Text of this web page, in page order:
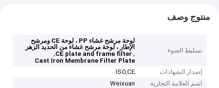
منتوج وصف
تسليط الضوء
لوحة مرشح غشاء PP ، لوحة CE ومرشح
الإطار ، لوحة مرشح غشاء من الحديد الزهر
,
CE plate and frame filter
,
Cast Iron Membrane Filter Plate
إصدار الشهادات
ISO,CE
اسم العلامة التجارية
Weixuan